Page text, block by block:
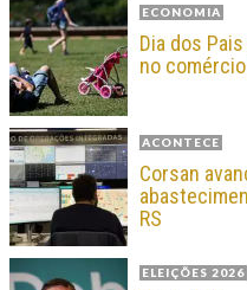
ECONOMIA
Dia dos
no
ACONTECE
Corsan
RS
ELEIÇÕES 2026